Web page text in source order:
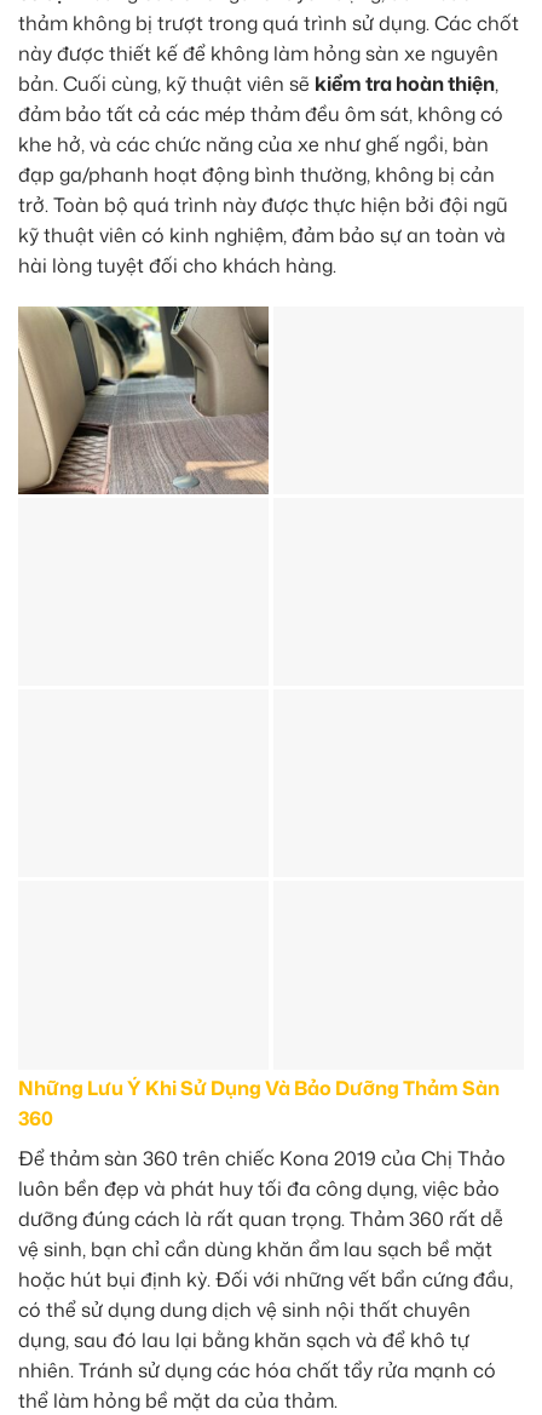
thảm không bị trượt trong quá trình sử dụng. Các chốt
này được thiết kế để không làm hỏng sàn xe nguyên
bản. Cuối cùng, kỹ thuật viên sẽ kiểm tra hoàn thiện,
đảm bảo tất cả các mép thảm đều ôm sát, không có
khe hở, và các chức năng của xe như ghế ngồi, bàn
đạp ga/phanh hoạt động bình thường, không bị cản
trở. Toàn bộ quá trình này được thực hiện bởi đội ngũ
kỹ thuật viên có kinh nghiệm, đảm bảo sự an toàn và
hài lòng tuyệt đối cho khách hàng.
Những Lưu Ý Khi Sử Dụng Và Bảo Dưỡng Thảm Sàn
360
Để thảm sàn 360 trên chiếc Kona 2019 của Chị Thảo
luôn bền đẹp và phát huy tối đa công dụng, việc bảo
dưỡng đúng cách là rất quan trọng. Thảm 360 rất dễ
vệ sinh, bạn chỉ cần dùng khăn ẩm lau sạch bề mặt
hoặc hút bụi định kỳ. Đối với những vết bẩn cứng đầu,
có thể sử dụng dung dịch vệ sinh nội thất chuyên
dụng, sau đó lau lại bằng khăn sạch và để khô tự
nhiên. Tránh sử dụng các hóa chất tẩy rửa mạnh có
thể làm hỏng bề mặt da của thảm.